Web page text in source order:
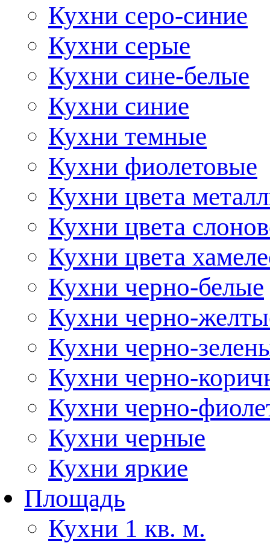
Кухни серо-синие
Кухни серые
Кухни сине-белые
Кухни синие
Кухни темные
Кухни фиолетовые
Кухни цвета
Кухни цвета
Кухни цвета
Кухни черно-белые
Кухни черно-
Кухни черно-
Кухни черно-
Кухни черно-
Кухни черные
Кухни яркие
Площадь
Кухни 1 кв. м.